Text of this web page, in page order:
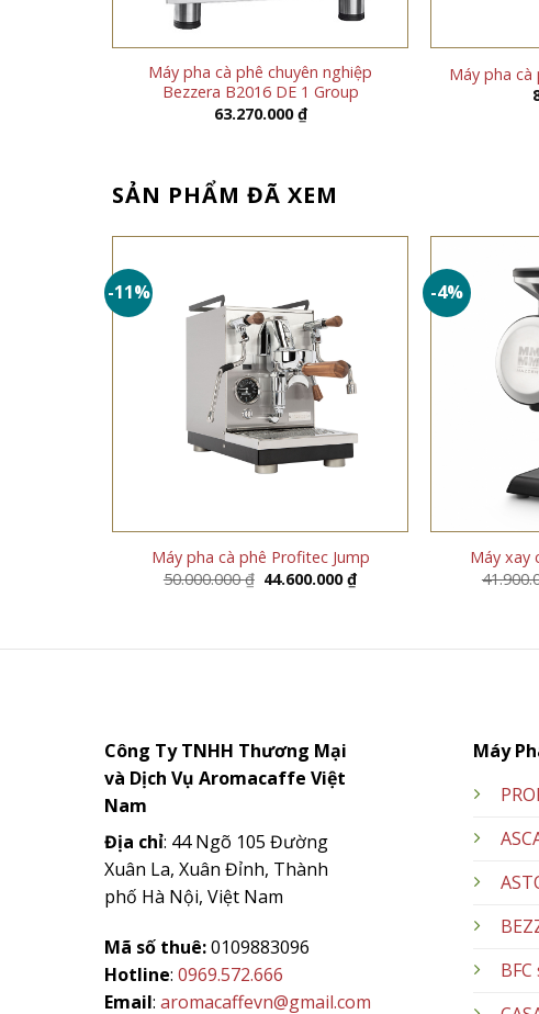
Máy pha cà phê chuyên nghiệp
Bezzera B2016 DE 1 Group
63.270.000₫
Máy pha
SẢN PHẨM ĐÃ XEM
-11%
Máy pha cà phê Profitec Jump
50.000.000₫ Giá
44.600.000₫Giá
-4%
Máy xay
Công Ty TNHH Thương Mại
và Dịch Vụ Aromacaffe Việt
Nam
Địa chỉ: 44 Ngõ 105 Đường
Xuân La, Xuân Đỉnh, Thành
phố Hà Nội, Việt Nam
Mã số thuê:0109883096
Hotline: 0969.572.666
Email: aromacaffevn@gmail.com
Máy
BFC